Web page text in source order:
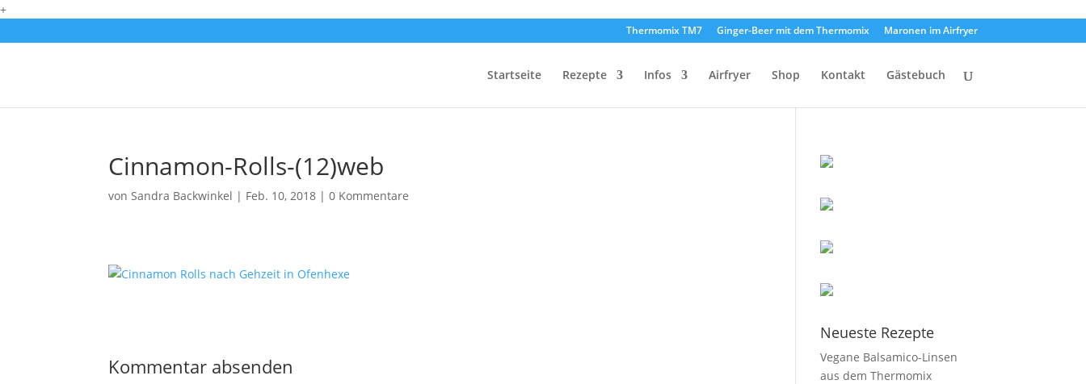
+
Thermomix TM7 Ginger-Beer mit dem Thermomix Maronen im Airfryer
Startseite Rezepte Infos Airfryer Shop Kontakt Gästebuch
Cinnamon-Rolls-(12)web
vonSandra Backwinkel | Feb. 10, 2018 |0 Kommentare
Kommentar absenden
Neueste Rezepte
Vegane Balsamico-Linsen
aus dem Thermomix